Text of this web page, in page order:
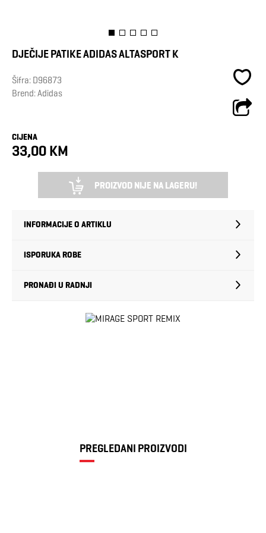
DJEČIJE PATIKE ADIDAS ALTASPORT K
Šifra: D96873
Brend:Adidas
CIJENA
33,00 KM
PROIZVOD NIJE NA LAGERU!
INFORMACIJE O ARTIKLU
ISPORUKA ROBE
PRONAĐI U RADNJI
PREGLEDANI PROIZVODI